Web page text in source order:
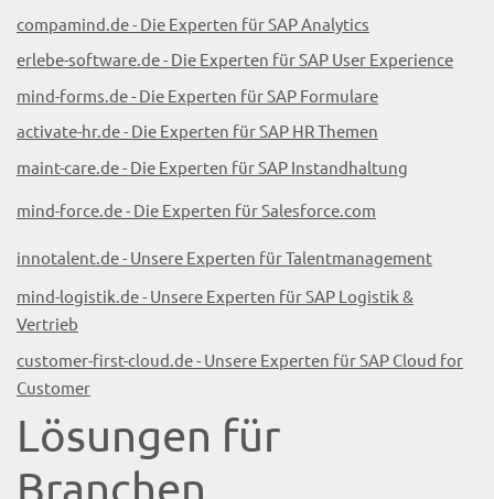
compamind.de - Die Experten für SAP Analytics
erlebe-software.de - Die Experten für SAP User Experience
mind-forms.de - Die Experten für SAP Formulare
activate-hr.de - Die Experten für SAP HR Themen
maint-care.de - Die Experten für SAP Instandhaltung
mind-force.de - Die Experten für Salesforce.com
innotalent.de - Unsere Experten für Talentmanagement
mind-logistik.de - Unsere Experten für SAP Logistik &
Vertrieb
customer-first-cloud.de - Unsere Experten für SAP Cloud for
Customer
Lösungen für
Branchen